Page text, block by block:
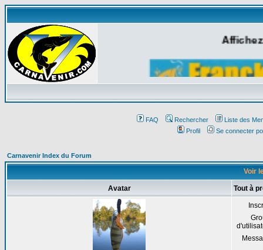
FAQ Rechercher
Liste des
Profil
Se connecter
Carnavenir Index du Forum
Voir
Avatar Tout à